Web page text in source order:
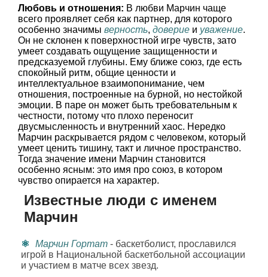
Любовь и отношения: В любви Марчин чаще
всего проявляет себя как партнер, для которого
особенно значимы верность, доверие и уважение.
Он не склонен к поверхностной игре чувств, зато
умеет создавать ощущение защищенности и
предсказуемой глубины. Ему ближе союз, где есть
спокойный ритм, общие ценности и
интеллектуальное взаимопонимание, чем
отношения, построенные на бурной, но нестойкой
эмоции. В паре он может быть требовательным к
честности, потому что плохо переносит
двусмысленность и внутренний хаос. Нередко
Марчин раскрывается рядом с человеком, который
умеет ценить тишину, такт и личное пространство.
Тогда значение имени Марчин становится
особенно ясным: это имя про союз, в котором
чувство опирается на характер.
Известные люди с именем
Марчин
Марчин Гортат - баскетболист, прославился
игрой в Национальной баскетбольной ассоциации
и участием в матче всех звезд.